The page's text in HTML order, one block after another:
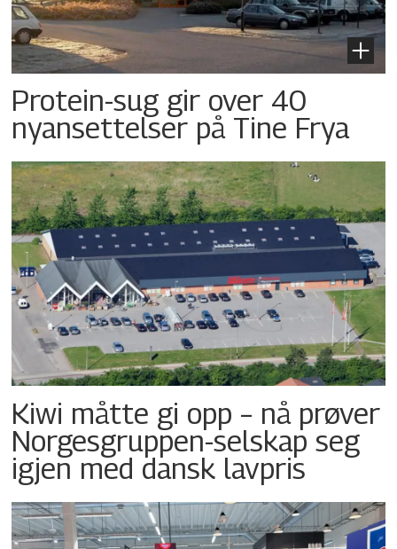
Protein-sug gir over 40
nyansettelser på Tine Frya
Kiwi måtte gi opp – nå prøver
Norgesgruppen-selskap seg
igjen med dansk lavpris